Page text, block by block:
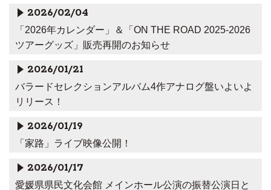
2026/02/04
「2026年カレンダー」＆「ON THE ROAD 2025-2026
ツアーグッズ」販売再開のお知らせ
2026/01/21
バラードセレクションアルバム4作アナログ盤いよいよ
リリース！
2026/01/19
「家路」ライブ映像公開！
2026/01/17
愛媛県県民文化会館 メインホール公演の振替公演日と